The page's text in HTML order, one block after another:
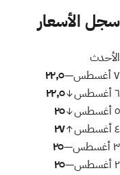
سجل الأسعار
الأحدث
٧ أغسطس
—٢٢٫٥
٦ أغسطس
↓٢٢٫٥
٥ أغسطس
↓٢٥
٤ أغسطس
↑٢٧
٣ أغسطس
—٢٥
٢ أغسطس
—٢٥